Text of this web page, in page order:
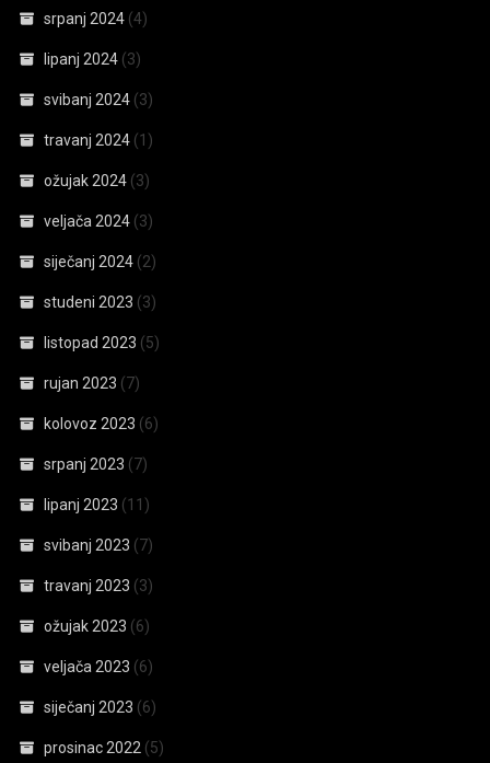
srpanj 2024 (4)
lipanj 2024 (3)
svibanj 2024 (3)
travanj 2024 (1)
ožujak 2024 (3)
veljača 2024 (3)
siječanj 2024 (2)
studeni 2023 (3)
listopad 2023 (5)
rujan 2023 (7)
kolovoz 2023 (6)
srpanj 2023 (7)
lipanj 2023 (11)
svibanj 2023 (7)
travanj 2023 (3)
ožujak 2023 (6)
veljača 2023 (6)
siječanj 2023 (6)
prosinac 2022 (5)